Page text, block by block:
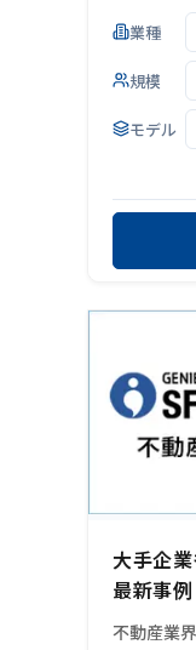
業種
規模
モデル
大手企
最新事例
不動産業